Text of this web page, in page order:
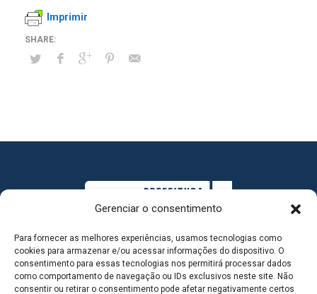
Gerenciar o consentimento
Para fornecer as melhores experiências, usamos tecnologias como
cookies para armazenar e/ou acessar informações do dispositivo. O
consentimento para essas tecnologias nos permitirá processar dados
como comportamento de navegação ou IDs exclusivos neste site. Não
consentir ou retirar o consentimento pode afetar negativamente certos
Imprimir